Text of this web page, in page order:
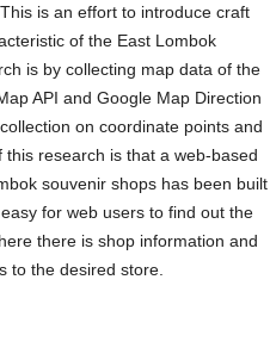
is an effort to introduce craft
of the East Lombok
is by collecting map data of the
API and Google Map Direction
on coordinate points and
research is that a web-based
souvenir shops has been built
for web users to find out the
there is shop information and
to the desired store.